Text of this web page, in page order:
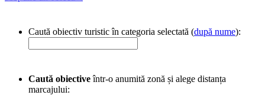
Caută obiectiv turistic în categoria selectată (după nume):
Caută obiectiveîntr-o anumită zonă și alege distanța
marcajului: